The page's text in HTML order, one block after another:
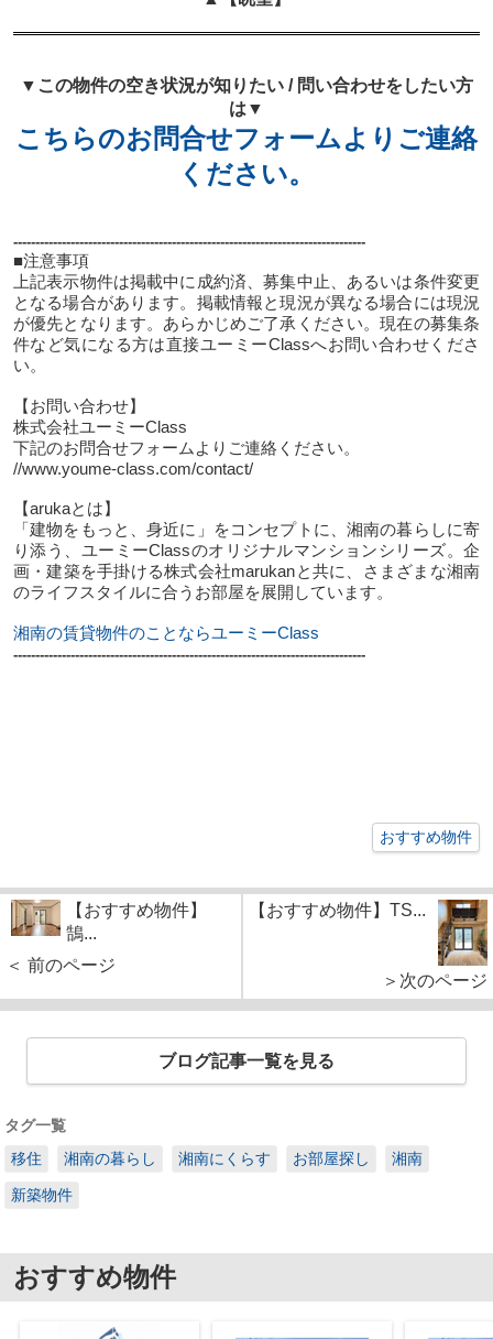
▼この物件の空き状況が知りたい / 問い合わせをしたい方
は▼
こちらのお問合せフォームよりご連絡
ください。
--------------------------------------------------------------------------------
■注意事項
上記表示物件は掲載中に成約済、募集中止、あるいは条件変更
となる場合があります。掲載情報と現況が異なる場合には現況
が優先となります。あらかじめご了承ください。現在の募集条
件など気になる方は直接ユーミーClassへお問い合わせくださ
い。
【お問い合わせ】
株式会社ユーミーClass
下記のお問合せフォームよりご連絡ください。
//www.youme-class.com/contact/
【arukaとは】
「建物をもっと、身近に」をコンセプトに、湘南の暮らしに寄
り添う、ユーミーClassのオリジナルマンションシリーズ。企
画・建築を手掛ける株式会社marukanと共に、さまざまな湘南
のライフスタイルに合うお部屋を展開しています。
湘南の賃貸物件のことならユーミーClass
--------------------------------------------------------------------------------
おすすめ物件
【おすすめ物件】
鵠...
＜ 前のページ
【おすすめ物件】TS...
＞次のページ
ブログ記事一覧を見る
タグ一覧
移住
湘南の暮らし 湘南にくらす お部屋探し 湘南
新築物件
おすすめ物件